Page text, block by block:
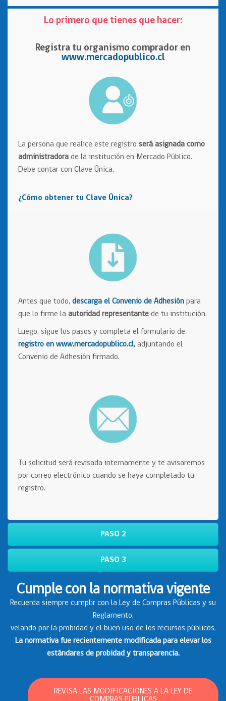
Lo primero que tienes que hacer:
Registra tu organismo comprador en
www.mercadopublico.cl
La persona que realice este registro será asignada como
administradora de la institución en Mercado Público.
Debe contar con Clave Única.
¿Cómo obtener tu Clave Única?
Antes que todo, descarga el Convenio de Adhesión para
que lo firme la autoridad representante de tu institución.
Luego, sigue los pasos y completa el formulario de
registro en www.mercadopublico.cl, adjuntando el
Convenio de Adhesión firmado.
Tu solicitud será revisada internamente y te avisaremos
por correo electrónico cuando se haya completado tu
registro.
PASO 2
PASO 3
Cumple con la normativa vigente
Recuerda siempre cumplir con la Ley de Compras Públicas y su
Reglamento,
velando por la probidad y el buen uso de los recursos públicos.
La normativa fue recientemente modificada para elevar los
estándares de probidad y transparencia.
REVISA LAS MODIFICACIONES A LA LEY DE